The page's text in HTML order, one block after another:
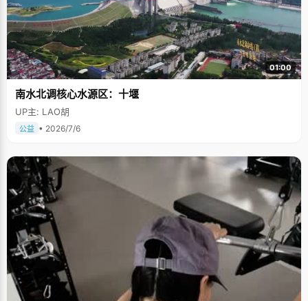
01:00
南水北调核心水源区：十堰
UP主: LAO胡
公益 • 2026/7/6